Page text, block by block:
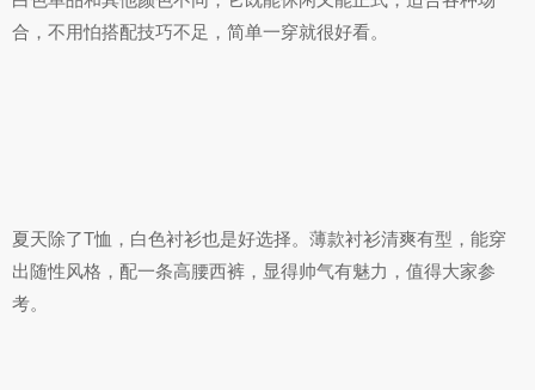
合，不用怕搭配技巧不足，简单一穿就很好看。
夏天除了T恤，白色衬衫也是好选择。薄款衬衫清爽有型，能穿
出随性风格，配一条高腰西裤，显得帅气有魅力，值得大家参
考。